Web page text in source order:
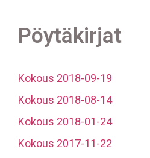
Pöytäkirjat
Kokous 2018-09-19
Kokous 2018-08-14
Kokous 2018-01-24
Kokous 2017-11-22